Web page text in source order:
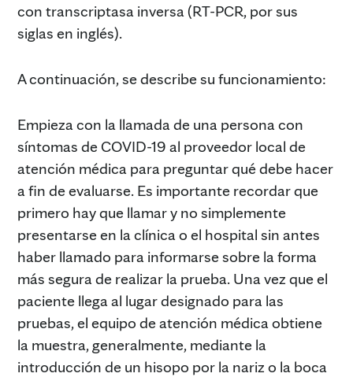
con transcriptasa inversa (RT-PCR, por sus
siglas en inglés).
A continuación, se describe su funcionamiento:
Empieza con la llamada de una persona con
síntomas de COVID-19 al proveedor local de
atención médica para preguntar qué debe hacer
a fin de evaluarse. Es importante recordar que
primero hay que llamar y no simplemente
presentarse en la clínica o el hospital sin antes
haber llamado para informarse sobre la forma
más segura de realizar la prueba. Una vez que el
paciente llega al lugar designado para las
pruebas, el equipo de atención médica obtiene
la muestra, generalmente, mediante la
introducción de un hisopo por la nariz o la boca